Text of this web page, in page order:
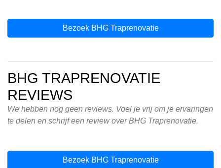
Bezoek BHG Traprenovatie
BHG TRAPRENOVATIE
REVIEWS
We hebben nog geen reviews. Voel je vrij om je ervaringen
te delen en schrijf een review over BHG Traprenovatie.
Bezoek BHG Traprenovatie